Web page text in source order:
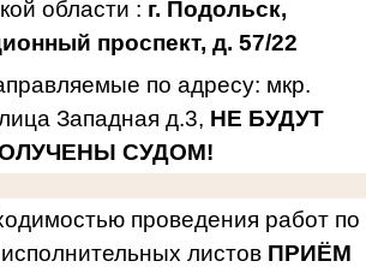
области : г. Подольск,
проспект, д. 57/22
по адресу: мкр.
Западная д.3, НЕ БУДУТ
СУДОМ!
проведения работ по
листов ПРИЁМ